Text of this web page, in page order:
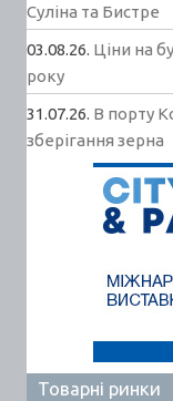
Суліна та Бистре
03.08.26. Ціни на
року
31.07.26. В порту
зберігання зерна
Товарні ринки